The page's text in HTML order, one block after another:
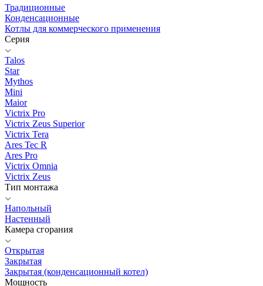
Традиционные
Конденсационные
Котлы для коммерческого применения
Серия
Talos
Star
Mythos
Mini
Maior
Victrix Pro
Victrix Zeus Superior
Victrix Tera
Ares Tec R
Ares Pro
Victrix Omnia
Victrix Zeus
Тип монтажа
Напольный
Настенный
Камера сгорания
Открытая
Закрытая
Закрытая (конденсационный котел)
Мощность